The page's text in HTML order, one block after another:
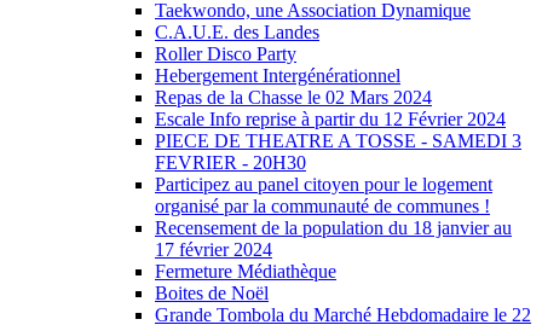
Taekwondo, une Association Dynamique
C.A.U.E. des Landes
Roller Disco Party
Hebergement Intergénérationnel
Repas de la Chasse le 02 Mars 2024
Escale Info reprise à partir du 12 Février 2024
PIECE DE THEATRE A TOSSE - SAMEDI 3
FEVRIER - 20H30
Participez au panel citoyen pour le logement
organisé par la communauté de communes !
Recensement de la population du 18 janvier au
17 février 2024
Fermeture Médiathèque
Boites de Noël
Grande Tombola du Marché Hebdomadaire le 22